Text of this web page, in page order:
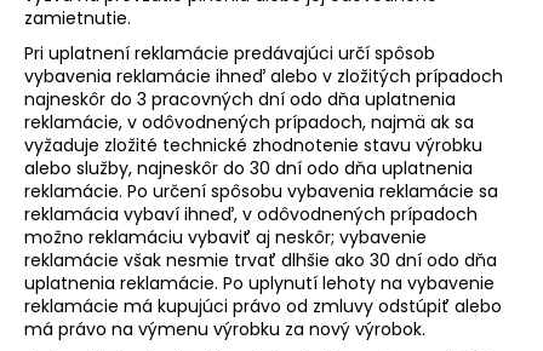
zamietnutie.
Pri uplatnení reklamácie predávajúci určí spôsob
vybavenia reklamácie ihneď alebo v zložitých prípadoch
najneskôr do 3 pracovných dní odo dňa uplatnenia
reklamácie, v odôvodnených prípadoch, najmä ak sa
vyžaduje zložité technické zhodnotenie stavu výrobku
alebo služby, najneskôr do 30 dní odo dňa uplatnenia
reklamácie. Po určení spôsobu vybavenia reklamácie sa
reklamácia vybaví ihneď, v odôvodnených prípadoch
možno reklamáciu vybaviť aj neskôr; vybavenie
reklamácie však nesmie trvať dlhšie ako 30 dní odo dňa
uplatnenia reklamácie. Po uplynutí lehoty na vybavenie
reklamácie má kupujúci právo od zmluvy odstúpiť alebo
má právo na výmenu výrobku za nový výrobok.